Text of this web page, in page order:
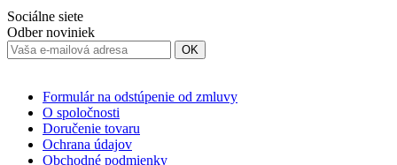
Sociálne siete
Odber noviniek
OK
Formulár na odstúpenie od zmluvy
O spoločnosti
Doručenie tovaru
Ochrana údajov
Obchodné podmienky